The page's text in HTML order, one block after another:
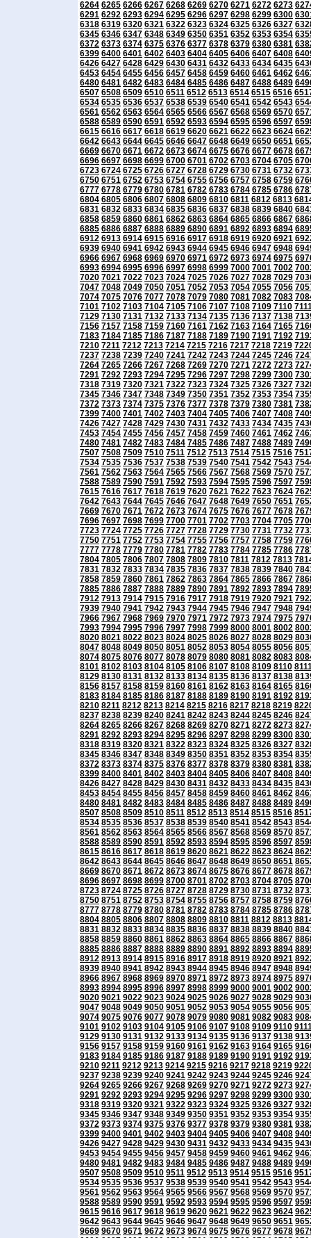
6264 6265 6266 6267 6268 6269 6270 6271 6272 6273
6291 6292 6293 6294 6295 6296 6297 6298 6299 6300
6318 6319 6320 6321 6322 6323 6324 6325 6326 6327
6345 6346 6347 6348 6349 6350 6351 6352 6353 6354
6372 6373 6374 6375 6376 6377 6378 6379 6380 6381
6399 6400 6401 6402 6403 6404 6405 6406 6407 6408
6426 6427 6428 6429 6430 6431 6432 6433 6434 6435
6453 6454 6455 6456 6457 6458 6459 6460 6461 6462
6480 6481 6482 6483 6484 6485 6486 6487 6488 6489
6507 6508 6509 6510 6511 6512 6513 6514 6515 6516
6534 6535 6536 6537 6538 6539 6540 6541 6542 6543
6561 6562 6563 6564 6565 6566 6567 6568 6569 6570
6588 6589 6590 6591 6592 6593 6594 6595 6596 6597
6615 6616 6617 6618 6619 6620 6621 6622 6623 6624
6642 6643 6644 6645 6646 6647 6648 6649 6650 6651
6669 6670 6671 6672 6673 6674 6675 6676 6677 6678
6696 6697 6698 6699 6700 6701 6702 6703 6704 6705
6723 6724 6725 6726 6727 6728 6729 6730 6731 6732
6750 6751 6752 6753 6754 6755 6756 6757 6758 6759
6777 6778 6779 6780 6781 6782 6783 6784 6785 6786
6804 6805 6806 6807 6808 6809 6810 6811 6812 6813
6831 6832 6833 6834 6835 6836 6837 6838 6839 6840
6858 6859 6860 6861 6862 6863 6864 6865 6866 6867
6885 6886 6887 6888 6889 6890 6891 6892 6893 6894
6912 6913 6914 6915 6916 6917 6918 6919 6920 6921
6939 6940 6941 6942 6943 6944 6945 6946 6947 6948
6966 6967 6968 6969 6970 6971 6972 6973 6974 6975
6993 6994 6995 6996 6997 6998 6999 7000 7001 7002
7020 7021 7022 7023 7024 7025 7026 7027 7028 7029
7047 7048 7049 7050 7051 7052 7053 7054 7055 7056
7074 7075 7076 7077 7078 7079 7080 7081 7082 7083
7101 7102 7103 7104 7105 7106 7107 7108 7109 7110
7129 7130 7131 7132 7133 7134 7135 7136 7137 7138
7156 7157 7158 7159 7160 7161 7162 7163 7164 7165
7183 7184 7185 7186 7187 7188 7189 7190 7191 7192
7210 7211 7212 7213 7214 7215 7216 7217 7218 7219
7237 7238 7239 7240 7241 7242 7243 7244 7245 7246
7264 7265 7266 7267 7268 7269 7270 7271 7272 7273
7291 7292 7293 7294 7295 7296 7297 7298 7299 7300
7318 7319 7320 7321 7322 7323 7324 7325 7326 7327
7345 7346 7347 7348 7349 7350 7351 7352 7353 7354
7372 7373 7374 7375 7376 7377 7378 7379 7380 7381
7399 7400 7401 7402 7403 7404 7405 7406 7407 7408
7426 7427 7428 7429 7430 7431 7432 7433 7434 7435
7453 7454 7455 7456 7457 7458 7459 7460 7461 7462
7480 7481 7482 7483 7484 7485 7486 7487 7488 7489
7507 7508 7509 7510 7511 7512 7513 7514 7515 7516
7534 7535 7536 7537 7538 7539 7540 7541 7542 7543
7561 7562 7563 7564 7565 7566 7567 7568 7569 7570
7588 7589 7590 7591 7592 7593 7594 7595 7596 7597
7615 7616 7617 7618 7619 7620 7621 7622 7623 7624
7642 7643 7644 7645 7646 7647 7648 7649 7650 7651
7669 7670 7671 7672 7673 7674 7675 7676 7677 7678
7696 7697 7698 7699 7700 7701 7702 7703 7704 7705
7723 7724 7725 7726 7727 7728 7729 7730 7731 7732
7750 7751 7752 7753 7754 7755 7756 7757 7758 7759
7777 7778 7779 7780 7781 7782 7783 7784 7785 7786
7804 7805 7806 7807 7808 7809 7810 7811 7812 7813
7831 7832 7833 7834 7835 7836 7837 7838 7839 7840
7858 7859 7860 7861 7862 7863 7864 7865 7866 7867
7885 7886 7887 7888 7889 7890 7891 7892 7893 7894
7912 7913 7914 7915 7916 7917 7918 7919 7920 7921
7939 7940 7941 7942 7943 7944 7945 7946 7947 7948
7966 7967 7968 7969 7970 7971 7972 7973 7974 7975
7993 7994 7995 7996 7997 7998 7999 8000 8001 8002
8020 8021 8022 8023 8024 8025 8026 8027 8028 8029
8047 8048 8049 8050 8051 8052 8053 8054 8055 8056
8074 8075 8076 8077 8078 8079 8080 8081 8082 8083
8101 8102 8103 8104 8105 8106 8107 8108 8109 8110
8129 8130 8131 8132 8133 8134 8135 8136 8137 8138
8156 8157 8158 8159 8160 8161 8162 8163 8164 8165
8183 8184 8185 8186 8187 8188 8189 8190 8191 8192
8210 8211 8212 8213 8214 8215 8216 8217 8218 8219
8237 8238 8239 8240 8241 8242 8243 8244 8245 8246
8264 8265 8266 8267 8268 8269 8270 8271 8272 8273
8291 8292 8293 8294 8295 8296 8297 8298 8299 8300
8318 8319 8320 8321 8322 8323 8324 8325 8326 8327
8345 8346 8347 8348 8349 8350 8351 8352 8353 8354
8372 8373 8374 8375 8376 8377 8378 8379 8380 8381
8399 8400 8401 8402 8403 8404 8405 8406 8407 8408
8426 8427 8428 8429 8430 8431 8432 8433 8434 8435
8453 8454 8455 8456 8457 8458 8459 8460 8461 8462
8480 8481 8482 8483 8484 8485 8486 8487 8488 8489
8507 8508 8509 8510 8511 8512 8513 8514 8515 8516
8534 8535 8536 8537 8538 8539 8540 8541 8542 8543
8561 8562 8563 8564 8565 8566 8567 8568 8569 8570
8588 8589 8590 8591 8592 8593 8594 8595 8596 8597
8615 8616 8617 8618 8619 8620 8621 8622 8623 8624
8642 8643 8644 8645 8646 8647 8648 8649 8650 8651
8669 8670 8671 8672 8673 8674 8675 8676 8677 8678
8696 8697 8698 8699 8700 8701 8702 8703 8704 8705
8723 8724 8725 8726 8727 8728 8729 8730 8731 8732
8750 8751 8752 8753 8754 8755 8756 8757 8758 8759
8777 8778 8779 8780 8781 8782 8783 8784 8785 8786
8804 8805 8806 8807 8808 8809 8810 8811 8812 8813
8831 8832 8833 8834 8835 8836 8837 8838 8839 8840
8858 8859 8860 8861 8862 8863 8864 8865 8866 8867
8885 8886 8887 8888 8889 8890 8891 8892 8893 8894
8912 8913 8914 8915 8916 8917 8918 8919 8920 8921
8939 8940 8941 8942 8943 8944 8945 8946 8947 8948
8966 8967 8968 8969 8970 8971 8972 8973 8974 8975
8993 8994 8995 8996 8997 8998 8999 9000 9001 9002
9020 9021 9022 9023 9024 9025 9026 9027 9028 9029
9047 9048 9049 9050 9051 9052 9053 9054 9055 9056
9074 9075 9076 9077 9078 9079 9080 9081 9082 9083
9101 9102 9103 9104 9105 9106 9107 9108 9109 9110
9129 9130 9131 9132 9133 9134 9135 9136 9137 9138
9156 9157 9158 9159 9160 9161 9162 9163 9164 9165
9183 9184 9185 9186 9187 9188 9189 9190 9191 9192
9210 9211 9212 9213 9214 9215 9216 9217 9218 9219
9237 9238 9239 9240 9241 9242 9243 9244 9245 9246
9264 9265 9266 9267 9268 9269 9270 9271 9272 9273
9291 9292 9293 9294 9295 9296 9297 9298 9299 9300
9318 9319 9320 9321 9322 9323 9324 9325 9326 9327
9345 9346 9347 9348 9349 9350 9351 9352 9353 9354
9372 9373 9374 9375 9376 9377 9378 9379 9380 9381
9399 9400 9401 9402 9403 9404 9405 9406 9407 9408
9426 9427 9428 9429 9430 9431 9432 9433 9434 9435
9453 9454 9455 9456 9457 9458 9459 9460 9461 9462
9480 9481 9482 9483 9484 9485 9486 9487 9488 9489
9507 9508 9509 9510 9511 9512 9513 9514 9515 9516
9534 9535 9536 9537 9538 9539 9540 9541 9542 9543
9561 9562 9563 9564 9565 9566 9567 9568 9569 9570
9588 9589 9590 9591 9592 9593 9594 9595 9596 9597
9615 9616 9617 9618 9619 9620 9621 9622 9623 9624
9642 9643 9644 9645 9646 9647 9648 9649 9650 9651
9669 9670 9671 9672 9673 9674 9675 9676 9677 9678